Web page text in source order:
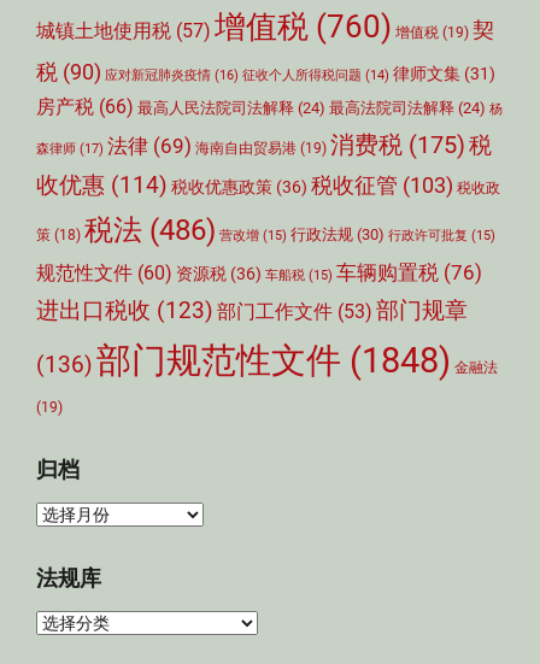
城镇土地使用税 (57) 增值税 (760) 增值税 (19) 契
税 (90) 应对新冠肺炎疫情 (16) 征收个人所得税问题 (14) 律师文集 (31)
房产税 (66) 最高人民法院司法解释 (24) 最高法院司法解释 (24) 杨
森律师 (17) 法律 (69) 海南自由贸易港 (19) 消费税 (175)税
收优惠 (114) 税收优惠政策 (36) 税收征管 (103) 税收政
策 (18) 税法 (486) 营改增 (15) 行政法规 (30) 行政许可批复 (15)
规范性文件 (60) 资源税 (36) 车船税 (15) 车辆购置税 (76)
进出口税收 (123) 部门工作文件 (53) 部门规章
(136)部门规范性文件 (1848) 金融法
(19)
归档
归
法规库
法